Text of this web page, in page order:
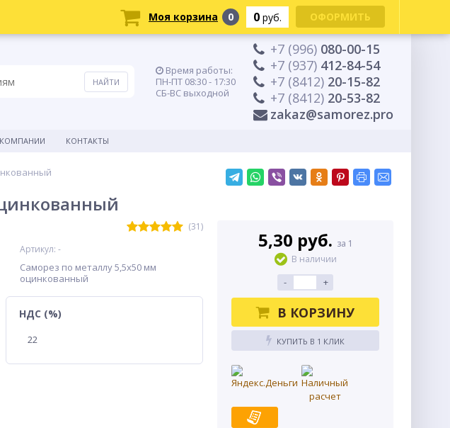
Время работы:
ПН-ПТ 08:30 - 17:30
СБ-ВС выходной
+7 (996) 080-00-15
+7 (937) 412-84-54
+7 (8412) 20-15-82
+7 (8412) 20-53-82
zakaz@samorez.pro
КОНТАКТЫ
(31)
Артикул: -
Саморез по металлу 5,5x50 мм
оцинкованный
НДС (%)
22
5,30 руб. за 1
В наличии
- +
В КОРЗИНУ
КУПИТЬ В 1 КЛИК
Моя корзина 0 0 руб. ОФОРМИТЬ